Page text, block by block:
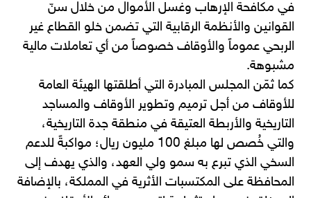
في مكافحة الإرهاب وغسل الأموال من خلال سنّ
القوانين والأنظمة الرقابية التي تضمن خلو القطاع غير
الربحي عموماً والأوقاف خصوصاً من أي تعاملات مالية
مشبوهة.
كما ثمّن المجلس المبادرة التي أطلقتها الهيئة العامة
للأوقاف من أجل ترميم وتطوير الأوقاف والمساجد
التاريخية والأربطة العتيقة في منطقة جدة التاريخية،
والتي خُصص لها مبلغ 100 مليون ريال؛ مواكبةً للدعم
السخي الذي تبرع به سمو ولي العهد، والذي يهدف إلى
المحافظة على المكتسبات الأثرية في المملكة، بالإضافة